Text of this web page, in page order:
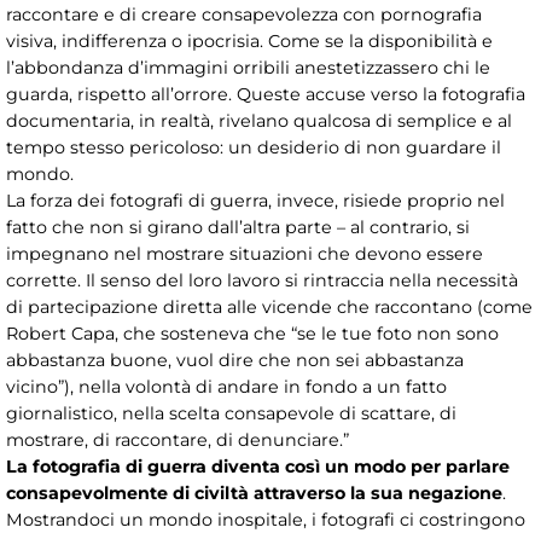
raccontare e di creare consapevolezza con pornografia
visiva, indifferenza o ipocrisia. Come se la disponibilità e
l’abbondanza d’immagini orribili anestetizzassero chi le
guarda, rispetto all’orrore. Queste accuse verso la fotografia
documentaria, in realtà, rivelano qualcosa di semplice e al
tempo stesso pericoloso: un desiderio di non guardare il
mondo.
La forza dei fotografi di guerra, invece, risiede proprio nel
fatto che non si girano dall’altra parte – al contrario, si
impegnano nel mostrare situazioni che devono essere
corrette. Il senso del loro lavoro si rintraccia nella necessità
di partecipazione diretta alle vicende che raccontano (come
Robert Capa, che sosteneva che “se le tue foto non sono
abbastanza buone, vuol dire che non sei abbastanza
vicino”), nella volontà di andare in fondo a un fatto
giornalistico, nella scelta consapevole di scattare, di
mostrare, di raccontare, di denunciare.”
La fotografia di guerra diventa così un modo per parlare
consapevolmente di civiltà attraverso la sua negazione.
Mostrandoci un mondo inospitale, i fotografi ci costringono